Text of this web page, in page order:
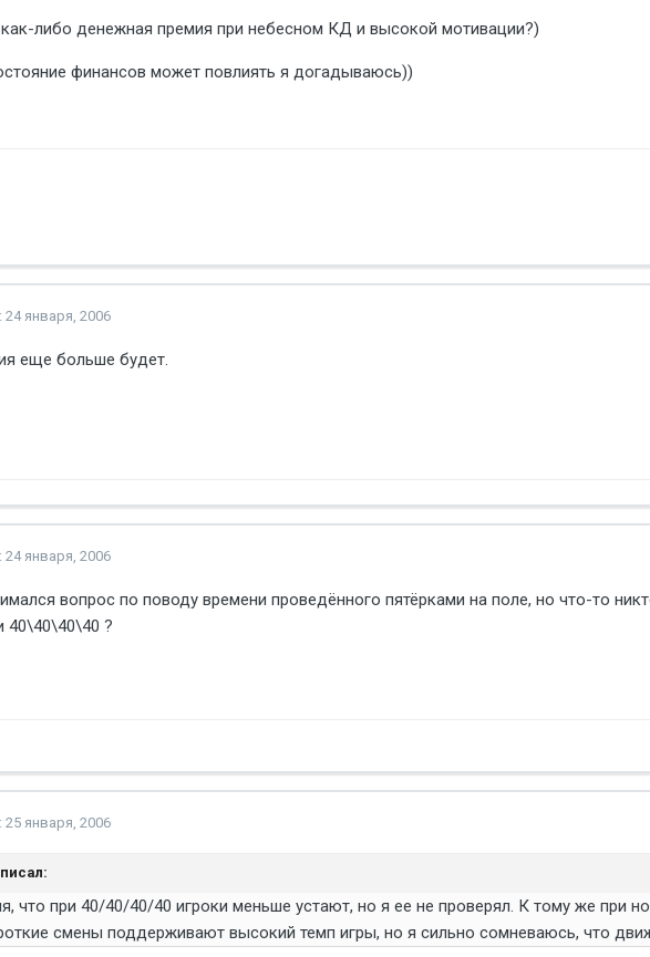
либо денежная премия при небесном КД и высокой мотивации?)
финансов может повлиять я догадываюсь))
24 января, 2006
еще больше будет.
24 января, 2006
вопрос по поводу времени проведённого пятёрками на поле, но что-то
40\40\40\40 ?
25 января, 2006
что при 40/40/40/40 игроки меньше устают, но я ее не проверял. К тому же при
смены поддерживают высокий темп игры, но я сильно сомневаюсь, что